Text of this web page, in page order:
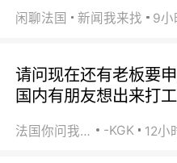
闲聊法国 新闻我来找 9小
请问现在还有老板要
国内有朋友想出来打工
法国你问我答 -KGK 12小